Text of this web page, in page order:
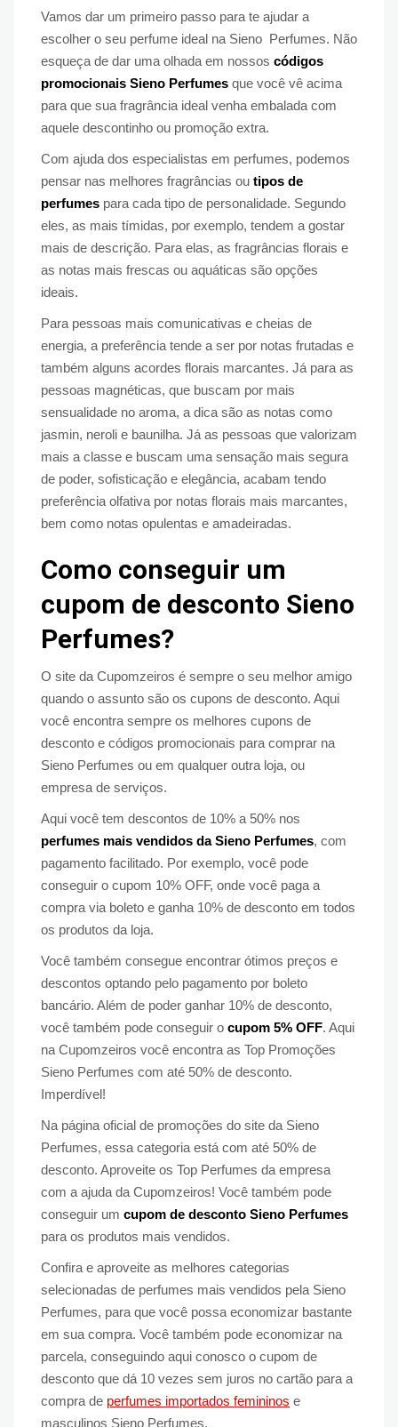
Vamos dar um primeiro passo para te ajudar a
escolher o seu perfume ideal na Sieno Perfumes. Não
esqueça de dar uma olhada em nossos códigos
promocionais Sieno Perfumes que você vê acima
para que sua fragrância ideal venha embalada com
aquele descontinho ou promoção extra.
Com ajuda dos especialistas em perfumes, podemos
pensar nas melhores fragrâncias ou tipos de
perfumes para cada tipo de personalidade. Segundo
eles, as mais tímidas, por exemplo, tendem a gostar
mais de descrição. Para elas, as fragrâncias florais e
as notas mais frescas ou aquáticas são opções
ideais.
Para pessoas mais comunicativas e cheias de
energia, a preferência tende a ser por notas frutadas e
também alguns acordes florais marcantes. Já para as
pessoas magnéticas, que buscam por mais
sensualidade no aroma, a dica são as notas como
jasmin, neroli e baunilha. Já as pessoas que valorizam
mais a classe e buscam uma sensação mais segura
de poder, sofisticação e elegância, acabam tendo
preferência olfativa por notas florais mais marcantes,
bem como notas opulentas e amadeiradas.
Como conseguir um
cupom de desconto Sieno
Perfumes?
O site da Cupomzeiros é sempre o seu melhor amigo
quando o assunto são os cupons de desconto. Aqui
você encontra sempre os melhores cupons de
desconto e códigos promocionais para comprar na
Sieno Perfumes ou em qualquer outra loja, ou
empresa de serviços.
Aqui você tem descontos de 10% a 50% nos
perfumes mais vendidos da Sieno Perfumes, com
pagamento facilitado. Por exemplo, você pode
conseguir o cupom 10% OFF, onde você paga a
compra via boleto e ganha 10% de desconto em todos
os produtos da loja.
Você também consegue encontrar ótimos preços e
descontos optando pelo pagamento por boleto
bancário. Além de poder ganhar 10% de desconto,
você também pode conseguir o cupom 5% OFF. Aqui
na Cupomzeiros você encontra as Top Promoções
Sieno Perfumes com até 50% de desconto.
Imperdível!
Na página oficial de promoções do site da Sieno
Perfumes, essa categoria está com até 50% de
desconto. Aproveite os Top Perfumes da empresa
com a ajuda da Cupomzeiros! Você também pode
conseguir um cupom de desconto Sieno Perfumes
para os produtos mais vendidos.
Confira e aproveite as melhores categorias
selecionadas de perfumes mais vendidos pela Sieno
Perfumes, para que você possa economizar bastante
em sua compra. Você também pode economizar na
parcela, conseguindo aqui conosco o cupom de
desconto que dá 10 vezes sem juros no cartão para a
compra de perfumes importados femininos e
masculinos Sieno Perfumes.